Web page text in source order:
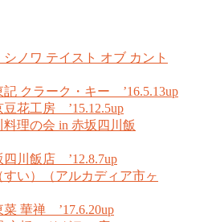
シノワ テイスト オブ カント
記 クラーク・キー ’16.5.13up
豆花工房 ’15.12.5up
料理の会 in 赤坂四川飯
四川飯店 ’12.8.7up
すい）（アルカディア市ヶ
菜 華禅 ’17.6.20up